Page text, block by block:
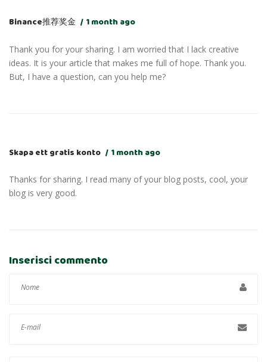
Binance推荐奖金 1 month ago
Thank you for your sharing. I am worried that I lack creative
ideas. It is your article that makes me full of hope. Thank you.
But, I have a question, can you help me?
Skapa ett gratis konto 1 month ago
Thanks for sharing. I read many of your blog posts, cool, your
blog is very good.
Inserisci commento